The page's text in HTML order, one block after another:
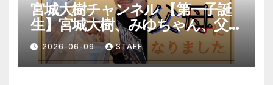
宮城大樹チャンネル 【第一子誕
生】宮城大樹、みゆちゃん、父母
になりました。
2026-06-09 STAFF